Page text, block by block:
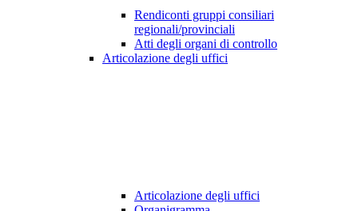
Rendiconti gruppi consiliari
regionali/provinciali
Atti degli organi di controllo
Articolazione degli uffici
Articolazione degli uffici